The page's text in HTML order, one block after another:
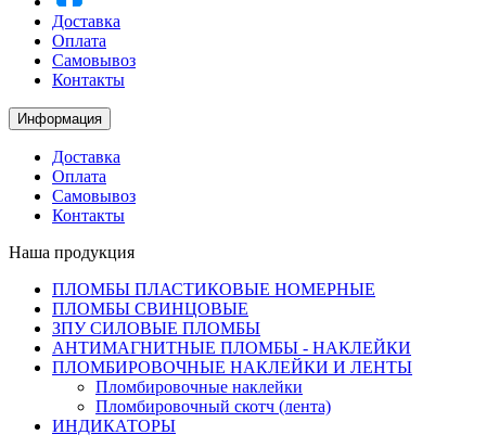
Доставка
Оплата
Самовывоз
Контакты
Информация
Доставка
Оплата
Самовывоз
Контакты
Наша продукция
ПЛОМБЫ ПЛАСТИКОВЫЕ НОМЕРНЫЕ
ПЛОМБЫ СВИНЦОВЫЕ
ЗПУ СИЛОВЫЕ ПЛОМБЫ
АНТИМАГНИТНЫЕ ПЛОМБЫ - НАКЛЕЙКИ
ПЛОМБИРОВОЧНЫЕ НАКЛЕЙКИ И ЛЕНТЫ
Пломбировочные наклейки
Пломбировочный скотч (лента)
ИНДИКАТОРЫ